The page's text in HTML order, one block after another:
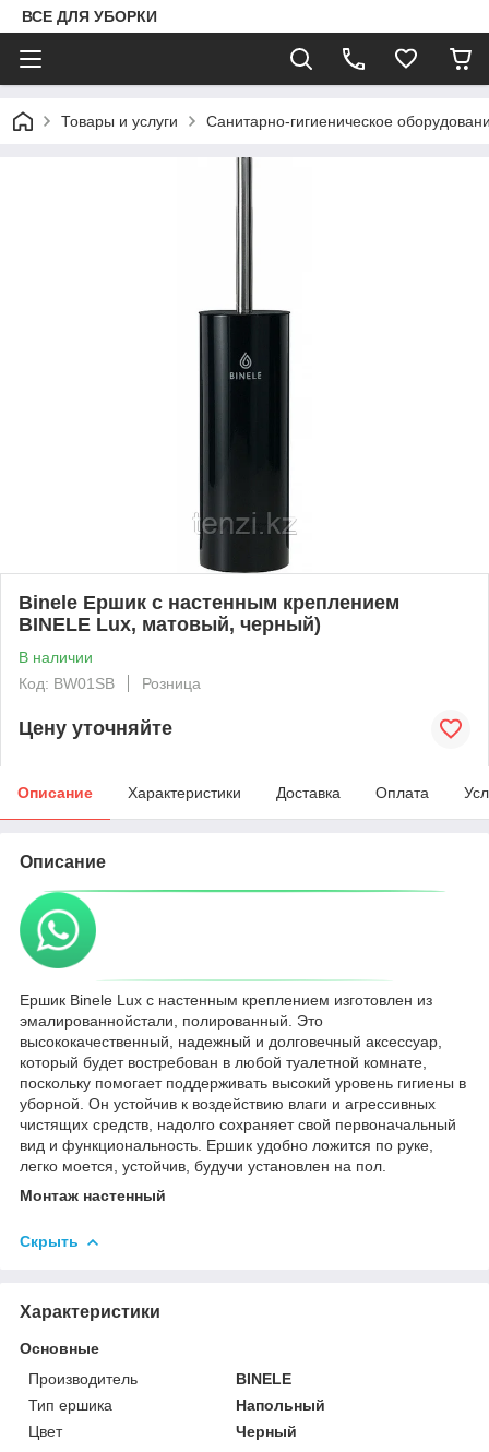
ВСЕ ДЛЯ УБОРКИ
Товары и услуги Санитарно-гигиеническое
Binele Ершик с настенным креплением
BINELE Lux, матовый, черный)
В наличии
Код: BW01SB
Розница
Цену уточняйте
Описание Характеристики Доставка Оплата
Описание
Ершик Binele Lux с настенным креплением изготовлен из
эмалированнойстали, полированный. Это
высококачественный, надежный и долговечный аксессуар,
который будет востребован в любой туалетной комнате,
поскольку помогает поддерживать высокий уровень гигиены в
уборной. Он устойчив к воздействию влаги и агрессивных
чистящих средств, надолго сохраняет свой первоначальный
вид и функциональность. Ершик удобно ложится по руке,
легко моется, устойчив, будучи установлен на пол.
Монтаж настенный
Скрыть
Характеристики
Основные
Производитель
BINELE
Тип ершика
Напольный
Цвет
Черный